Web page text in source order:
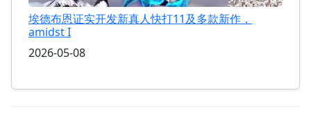
埃德布恩证实开发新真人快打11及多款新作，
amidst I
2026-05-08